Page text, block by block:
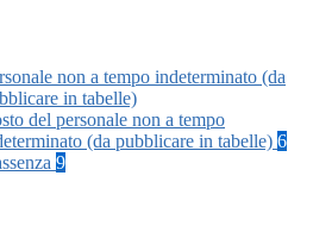
non a tempo indeterminato (da
in tabelle)
del personale non a tempo
(da pubblicare in tabelle) 6
9